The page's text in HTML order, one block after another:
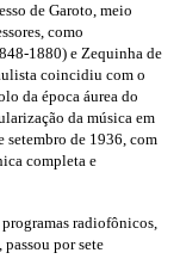
de Garoto, meio
como
-1880) e Zequinha de
coincidiu como
da época áurea do
da música em
setembro de 1936, com
completa e
programas radiofônicos,
passou por sete